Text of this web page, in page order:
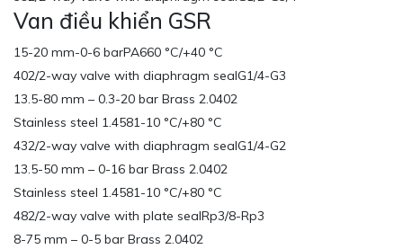
Van điều khiển GSR
15-20 mm-0-6 barPA660 °C/+40 °C
402/2-way valve with diaphragm sealG1/4-G3
13.5-80 mm – 0.3-20 bar Brass 2.0402
Stainless steel 1.4581-10 °C/+80 °C
432/2-way valve with diaphragm sealG1/4-G2
13.5-50 mm – 0-16 bar Brass 2.0402
Stainless steel 1.4581-10 °C/+80 °C
482/2-way valve with plate sealRp3/8-Rp3
8-75 mm – 0-5 bar Brass 2.0402